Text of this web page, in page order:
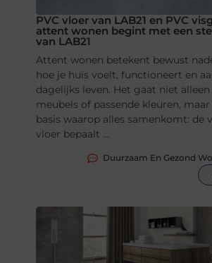
PVC vloer van LAB21 en PVC
attent wonen begint met een
van LAB21
Attent wonen betekent bewust
hoe je huis voelt, functioneert en
dagelijks leven. Het gaat niet
meubels of passende kleuren,
basis waarop alles samenkomt: de
vloer bepaalt ...
Duurzaam En Gezond